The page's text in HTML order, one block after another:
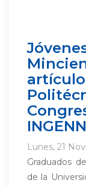
Lunes, 21
Graduados
de la